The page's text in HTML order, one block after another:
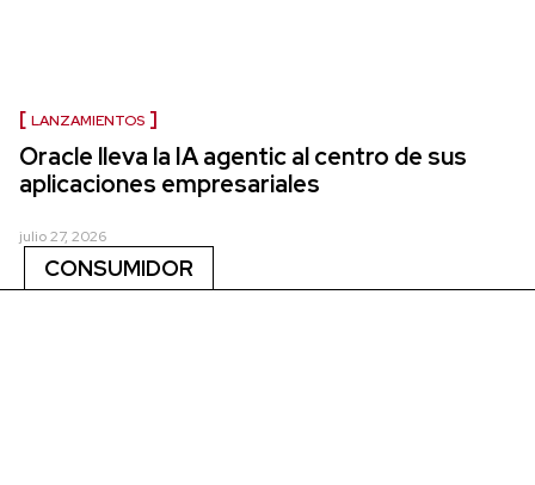
LANZAMIENTOS
Oracle lleva la IA agentic al centro de sus
aplicaciones empresariales
julio 27, 2026
CONSUMIDOR